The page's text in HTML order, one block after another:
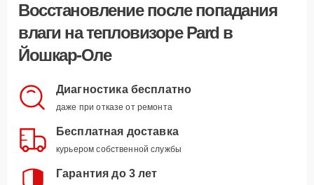
Восстановление после попадания
влаги на тепловизоре Pard в
Йошкар-Оле
Диагностика бесплатно
даже при отказе от ремонта
Бесплатная доставка
курьером собственной службы
Гарантия до 3 лет